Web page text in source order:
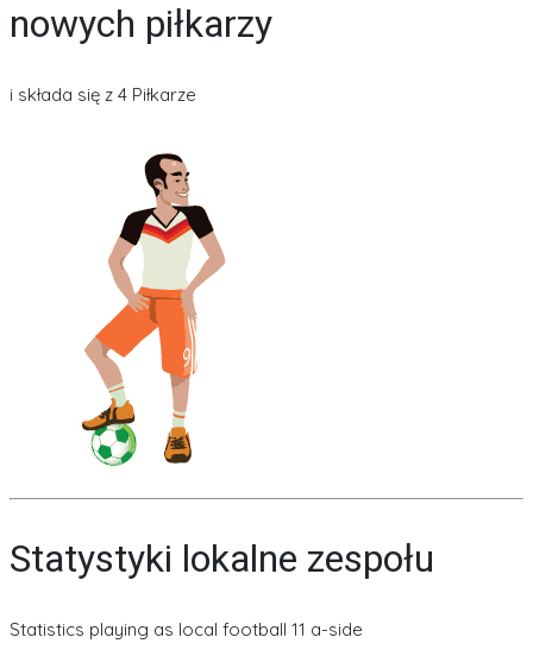
nowych piłkarzy
i składa się z 4 Piłkarze
Statystyki lokalne zespołu
Statistics playing as local football 11 a-side